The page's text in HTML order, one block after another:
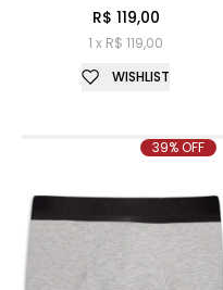
R$ 119,00
1 x R$ 119,00
WISHLIST
39% OFF